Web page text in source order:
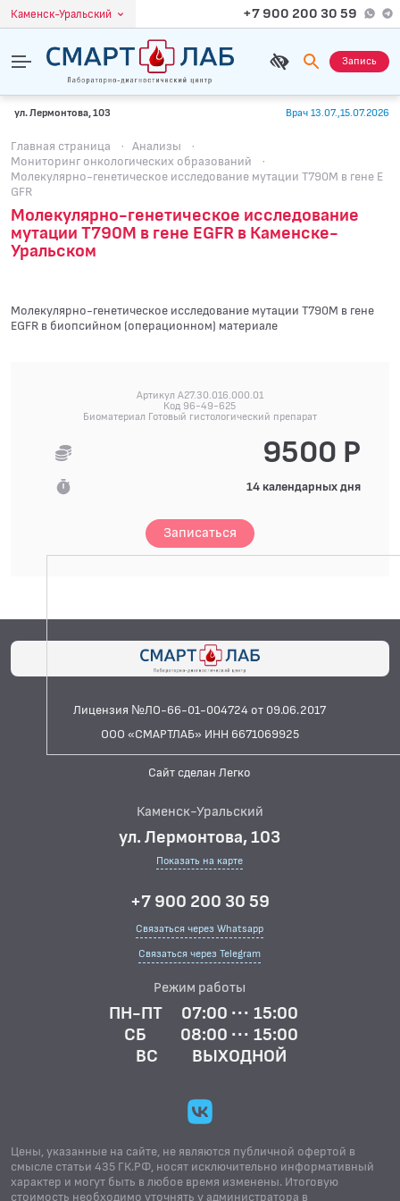
Каменск-Уральский +7 900 200 30 59
Запись
ул. Лермонтова, 103 Врач 13.07.,15.07.2026
Главная страница · Анализы
·
Мониторинг онкологических образований
·
Молекулярно-генетическое исследование мутации T790M в гене E
GFR
Молекулярно-генетическое исследование
мутации T790M в гене EGFR в Каменске-
Уральском
Молекулярно-генетическое исследование мутации T790M в гене
EGFR в биопсийном (операционном) материале
Артикул A27.30.016.000.01
Код 96-49-625
Биоматериал Готовый гистологический препарат
9500 Р
14 календарных дня
Записаться
Лицензия №ЛО-66-01-004724 от 09.06.2017
ООО «СМАРТЛАБ» ИНН 6671069925
Сайт сделан Легко
Каменск-Уральский
ул. Лермонтова, 103
Показать на карте
+7 900 200 30 59
Связаться через Whatsapp
Связаться через Telegram
Режим работы
ПН-ПТ
07:00 ··· 15:00
СБ
08:00 ··· 15:00
ВС
ВЫХОДНОЙ
Цены, указанные на сайте, не являются публичной офертой в
смысле статьи 435 ГК.РФ, носят исключительно информативный
характер и могут быть в любое время изменены. Итоговую
стоимость необходимо уточнять у администратора в